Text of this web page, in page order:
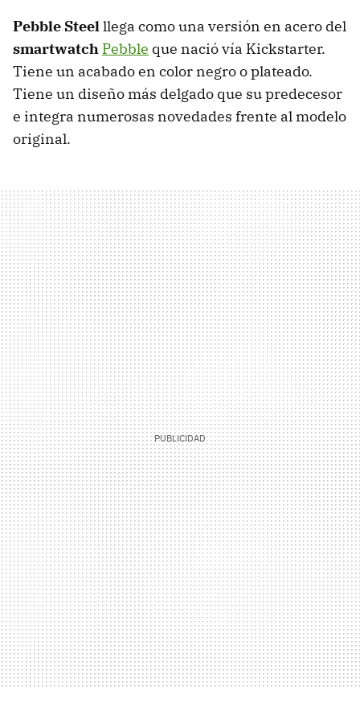
Pebble Steelllega como una versión en acero del
smartwatch Pebble que nació vía Kickstarter.
Tiene un acabado en color negro o plateado.
Tiene un diseño más delgado que su predecesor
e integra numerosas novedades frente al modelo
original.